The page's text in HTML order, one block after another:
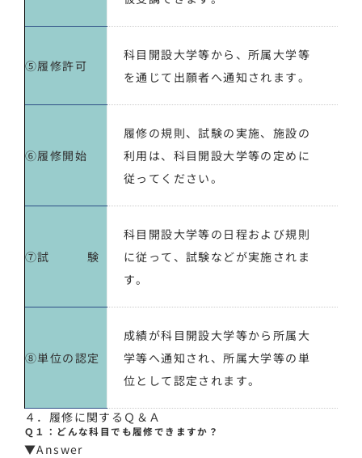
⑤履修許可
科目開設大学等から、所属大学等
を通じて出願者へ通知されます。
⑥履修開始
履修の規則、試験の実施、施設の
利用は、 科目開設大学等の定め に
従ってください。
⑦試 験
科目開設大学等の日程および規則
に従って、試験などが実施されま
す。
⑧単位の認定
成績が科目開設大学等から所属大
学等へ通知され、所属大学等の単
位として認定されます。
４．履修に関するＱ＆Ａ
Ｑ１：どんな科目でも履修できますか？
▼Answer